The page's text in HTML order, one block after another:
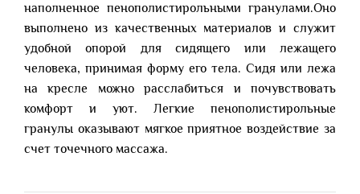
наполненное пенополистирольными гранулами.Оно
выполнено из качественных материалов и служит
удобной опорой для сидящего или лежащего
человека, принимая форму его тела. Сидя или лежа
на кресле можно расслабиться и почувствовать
комфорт и уют. Легкие пенополистирольные
гранулы оказывают мягкое приятное воздействие за
счет точечного массажа.